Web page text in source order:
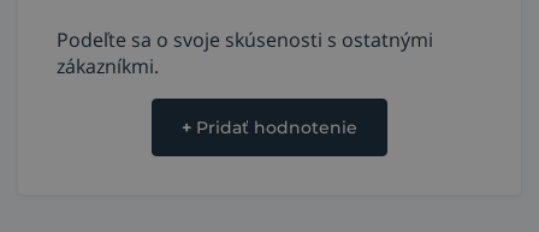
Podeľte sa o svoje skúsenosti s ostatnými
zákazníkmi.
+ Pridať hodnotenie